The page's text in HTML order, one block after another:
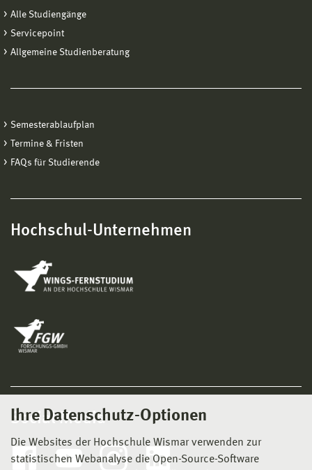
Ihre Datenschutz-Optionen
Die Websites der Hochschule Wismar verwenden zur
statistischen Webanalyse die Open-Source-Software
Alle Studiengänge
Servicepoint
Allgemeine Studienberatung
Semesterablaufplan
Termine & Fristen
FAQs für Studierende
Hochschul-Unternehmen
Social Media